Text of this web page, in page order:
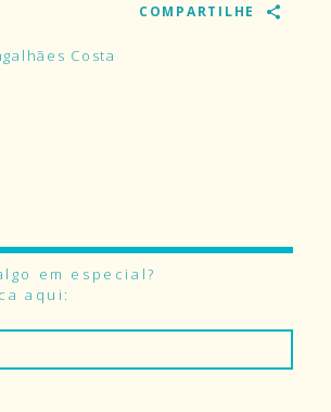
Costa
COMPARTILHE
em especial?
aqui: